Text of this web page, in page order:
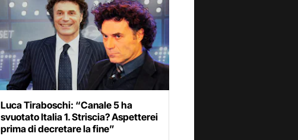
Luca Tiraboschi: “Canale 5 ha
svuotato Italia 1. Striscia? Aspetterei
prima di decretare la fine”